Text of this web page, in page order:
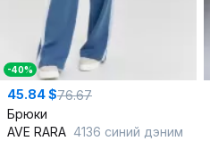
-40%
45.84 $76.67
Брюки
AVE RARA 4136 синий дэним